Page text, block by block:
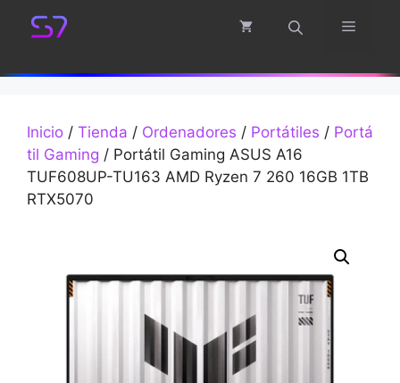
Menú
Inicio / Tienda / Ordenadores / Portátiles / Portá
til Gaming / Portátil Gaming ASUS A16
TUF608UP-TU163 AMD Ryzen 7 260 16GB 1TB
RTX5070